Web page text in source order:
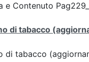
Contenuto
di tabacco
di tabacco